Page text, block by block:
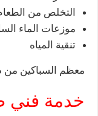
التخلص من
موزعات الماء
تنقية المياه
معظم السباكين من
خدمة فني